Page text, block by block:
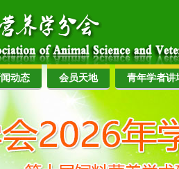
动态 会员天地 青年学者讲